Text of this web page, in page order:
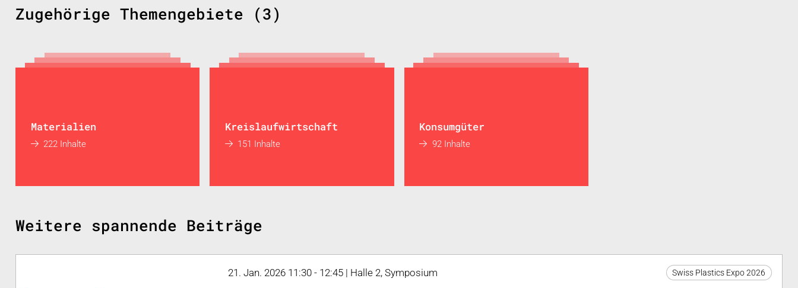
Zugehörige Themengebiete (3)
Materialien
222 Inhalte
Kreislaufwirtschaft
151 Inhalte
Konsumgüter
92 Inhalte
Weitere spannende Beiträge
21. Jan. 2026 11:30 - 12:45 | Halle 2, Symposium Swiss Plastics Expo 2026